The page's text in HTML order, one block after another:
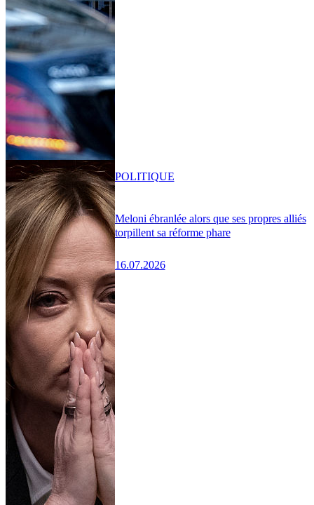
Meloni ébranlée alors que ses propres alliés
torpillent sa réforme phare
16.07.2026
POLITIQUE